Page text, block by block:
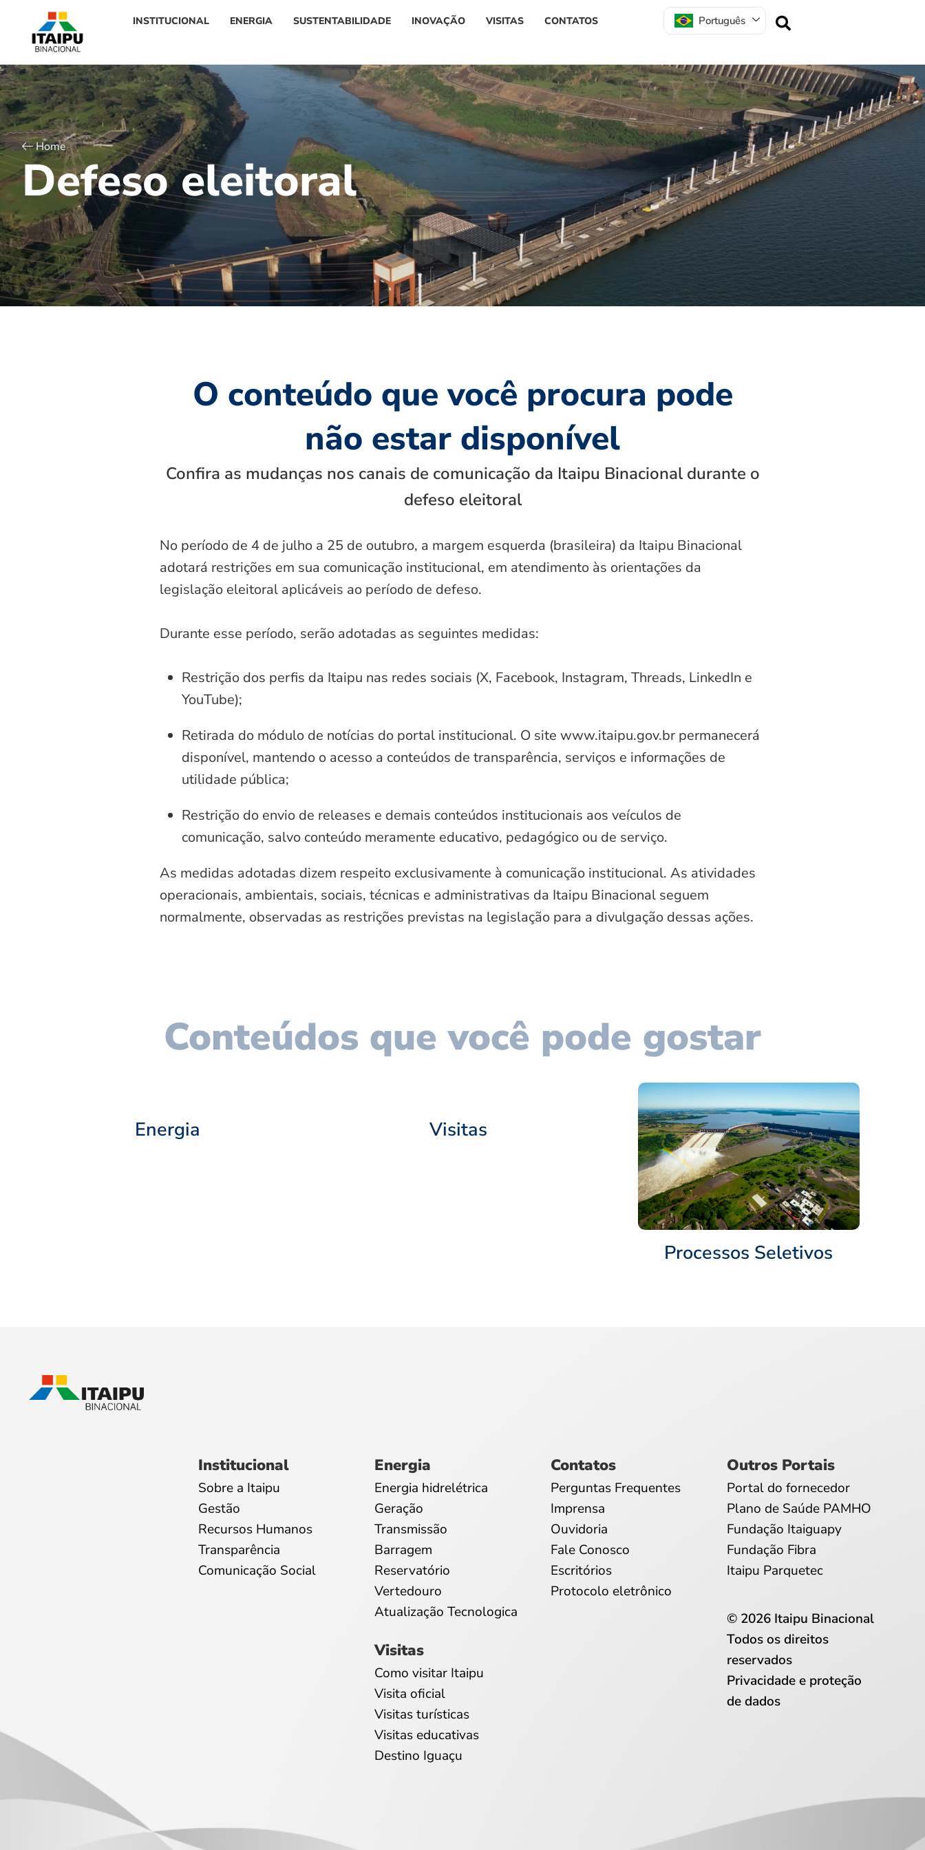
INSTITUCIONAL ENERGIA SUSTENTABILIDADE INOVAÇÃO VISITAS CONTATOS Português
Home
Defeso eleitoral
O conteúdo que você procura pode
não estar disponível
Confira as mudanças nos canais de comunicação da Itaipu Binacional durante o
defeso eleitoral
No período de 4 de julho a 25 de outubro, a margem esquerda (brasileira) da Itaipu Binacional
adotará restrições em sua comunicação institucional, em atendimento às orientações da
legislação eleitoral aplicáveis ao período de defeso.
Durante esse período, serão adotadas as seguintes medidas:
Restrição dos perfis da Itaipu nas redes sociais (X, Facebook, Instagram, Threads, LinkedIn e
YouTube);
Retirada do módulo de notícias do portal institucional. O site www.itaipu.gov.br permanecerá
disponível, mantendo o acesso a conteúdos de transparência, serviços e informações de
utilidade pública;
Restrição do envio de releases e demais conteúdos institucionais aos veículos de
comunicação, salvo conteúdo meramente educativo, pedagógico ou de serviço.
As medidas adotadas dizem respeito exclusivamente à comunicação institucional. As atividades
operacionais, ambientais, sociais, técnicas e administrativas da Itaipu Binacional seguem
normalmente, observadas as restrições previstas na legislação para a divulgação dessas ações.
Conteúdos que você pode gostar
Energia Visitas
Processos Seletivos
Institucional
Sobre a Itaipu
Gestão
Recursos Humanos
Transparência
Comunicação Social
Energia
Energia hidrelétrica
Geração
Transmissão
Barragem
Reservatório
Vertedouro
Atualização Tecnologica
Visitas
Como visitar Itaipu
Visita oficial
Visitas turísticas
Visitas educativas
Destino Iguaçu
Contatos
Perguntas Frequentes
Imprensa
Ouvidoria
Fale Conosco
Escritórios
Protocolo eletrônico
Outros Portais
Portal do fornecedor
Plano de Saúde PAMHO
Fundação Itaiguapy
Fundação Fibra
Itaipu Parquetec
© 2026 Itaipu Binacional
Todos os direitos
reservados
Privacidade e proteção
de dados